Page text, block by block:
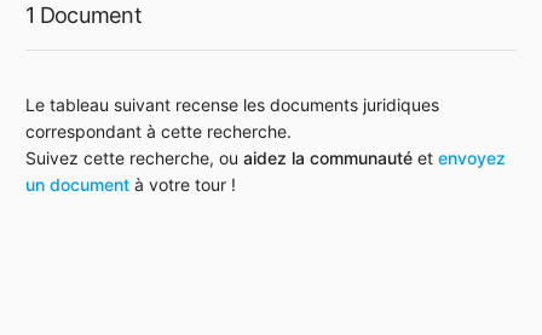
1 Document
Le tableau suivant recense les documents juridiques
correspondant à cette recherche.
Suivez cette recherche, ou aidez la communauté et envoyez
un document à votre tour !